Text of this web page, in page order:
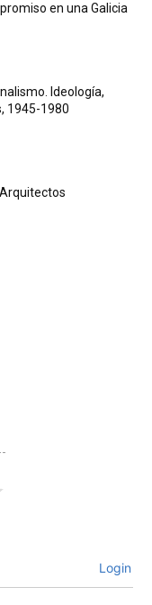
en una Galicia
Ideología,
1945-1980
Login